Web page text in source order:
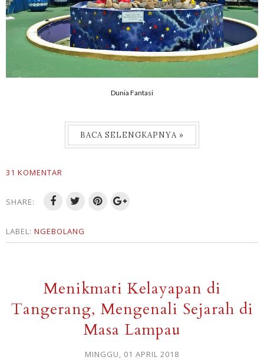
Dunia Fantasi
BACA SELENGKAPNYA »
31 KOMENTAR
SHARE:
LABEL: NGEBOLANG
Menikmati Kelayapan di
Tangerang, Mengenali Sejarah di
Masa Lampau
MINGGU, 01 APRIL 2018